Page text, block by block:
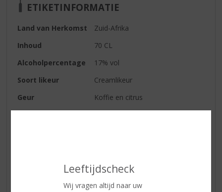
Leeftijdscheck
Wij vragen altijd naar uw
ETIKETINFORMATIE
Land van Herkomst
Zuid-Afrika
Inhoud
70 CL
Alcoholpercentage
17% vol
Soort likeur
Creamlikeur
Geur
Koffie en citrus
Serveer Amarula met ijs